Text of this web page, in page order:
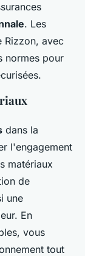
. Les
Rizzon, avec
normes pour
dans la
l'engagement
matériaux
de
une
En
vous
tout